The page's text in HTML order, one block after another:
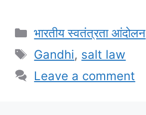
Categories
भारतीय स्वतंत्रता आंदोलन
Tags
Gandhi, salt law
Leave a comment